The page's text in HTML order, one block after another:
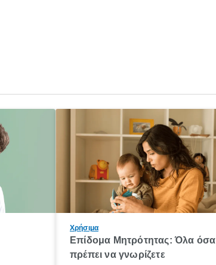
Χρήσιμα
Επίδομα Μητρότητας: Όλα όσα
πρέπει να γνωρίζετε